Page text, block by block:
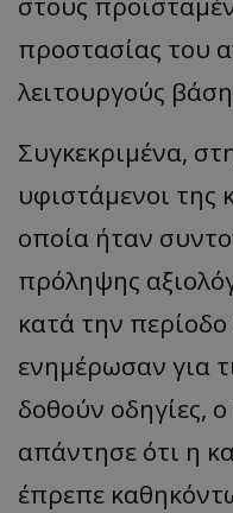
προστασίας του
λειτουργούς
Συγκεκριμένα,
υφιστάμενοι της
οποία ήταν
πρόληψης
κατά την
ενημέρωσαν για
δοθούν οδηγίες,
απάντησε ότι η
έπρεπε